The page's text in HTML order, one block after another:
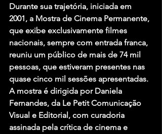
Durante sua trajetória, iniciada em
2001, a Mostra de Cinema Permanente,
que exibe exclusivamente filmes
nacionais, sempre com entrada franca,
reuniu um público de mais de 74 mil
pessoas, que estiveram presentes nas
quase cinco mil sessões apresentadas.
A mostra é dirigida por Daniela
Fernandes, da Le Petit Comunicação
Visual e Editorial, com curadoria
assinada pela crítica de cinema e